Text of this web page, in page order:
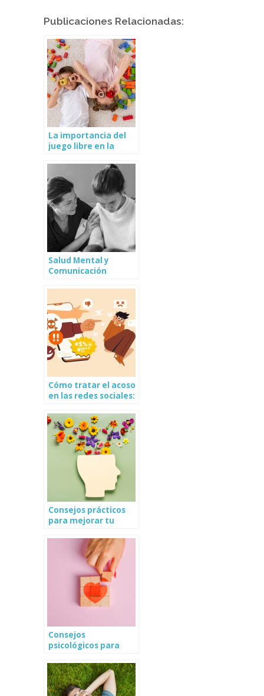
Publicaciones Relacionadas:
La importancia del
juego libre en la
Salud Mental y
Comunicación
Cómo tratar el acoso
en las redes sociales:
Consejos prácticos
para mejorar tu
Consejos
psicológicos para
relaciones